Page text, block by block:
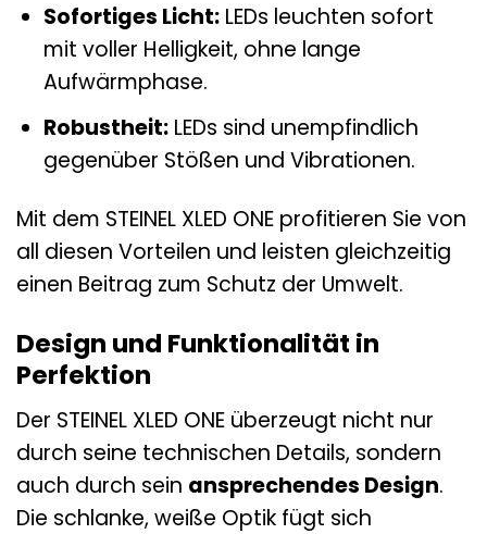
Sofortiges Licht:LEDs leuchten sofort
mit voller Helligkeit, ohne lange
Aufwärmphase.
Robustheit:LEDs sind unempfindlich
gegenüber Stößen und Vibrationen.
Mit dem STEINEL XLED ONE profitieren Sie von
all diesen Vorteilen und leisten gleichzeitig
einen Beitrag zum Schutz der Umwelt.
Design und Funktionalität in
Perfektion
Der STEINEL XLED ONE überzeugt nicht nur
durch seine technischen Details, sondern
auch durch sein ansprechendes Design.
Die schlanke, weiße Optik fügt sich